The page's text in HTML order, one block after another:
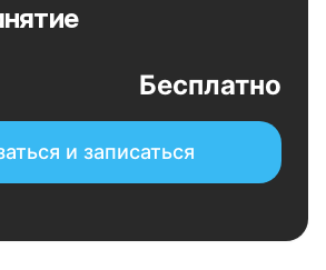
Бесплатно
и записаться